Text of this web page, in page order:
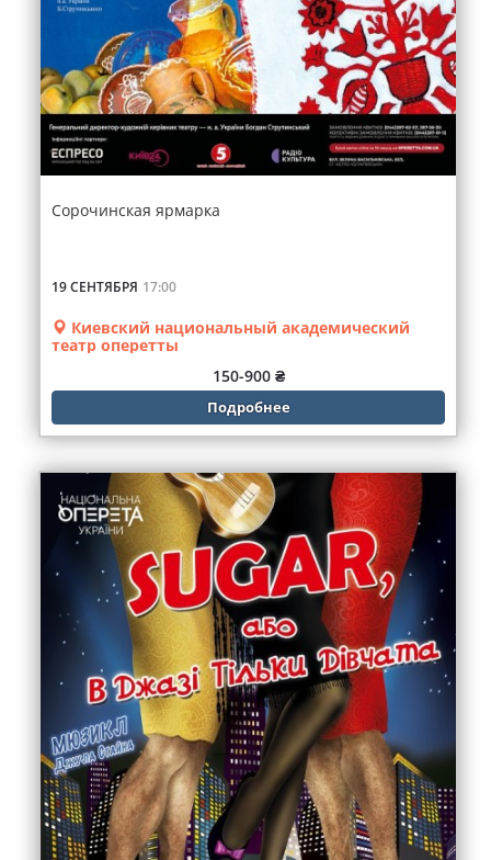
Сорочинская ярмарка
19 СЕНТЯБРЯ 17:00
Киевский национальный академический
театр оперетты
150-900 ₴
Подробнее